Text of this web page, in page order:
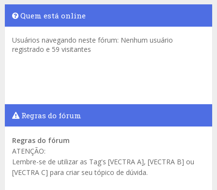
Quem está online
Usuários navegando neste fórum: Nenhum usuário
registrado e 59 visitantes
Regras do fórum
Regras do fórum
ATENÇÃO:
Lembre-se de utilizar as Tag's [VECTRA A], [VECTRA B] ou
[VECTRA C] para criar seu tópico de dúvida.